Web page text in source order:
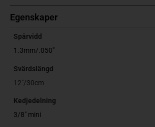
Egenskaper
Spårvidd
1.3mm/.050"
Svärdslängd
12"/30cm
Kedjedelning
3/8" mini